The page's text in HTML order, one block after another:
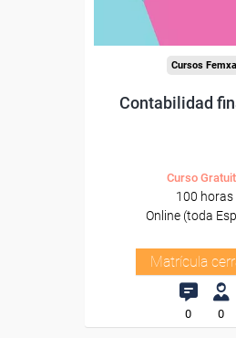
Cursos Femxa
Contabilidad
Curso
100 horas
Online (toda
Matrícula
0 0